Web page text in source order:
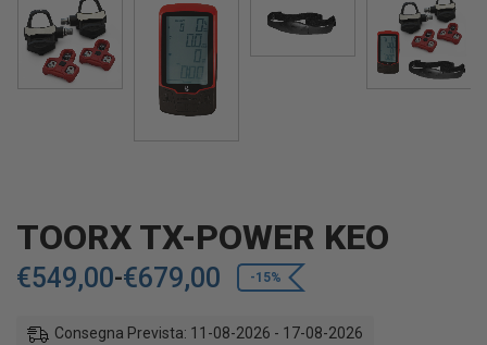
TOORX TX-POWER KEO
€549,00-€679,00 -15%
Consegna Prevista: 11-08-2026 - 17-08-2026